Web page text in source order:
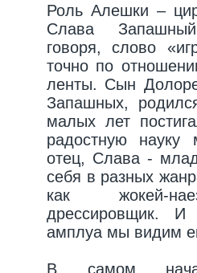
Роль Алешки –
Слава
говоря, слово
точно по
ленты. Сын
Запашных,
малых лет
радостную
отец, Слава -
себя в разных
как жокей-
дрессировщик.
амплуа мы видим
В самом